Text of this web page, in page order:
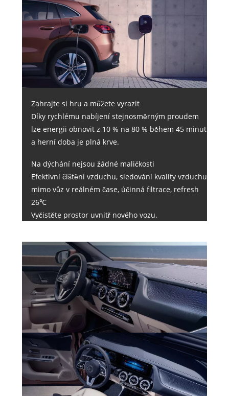
Zahrajte si hru a můžete vyrazit
Díky rychlému nabíjení stejnosměrným proudem
lze energii obnovit z 10 % na 80 % během 45 minut
a herní doba je plná krve.
Na dýchání nejsou žádné maličkosti
Efektivní čištění vzduchu, sledování kvality vzduchu
mimo vůz v reálném čase, účinná filtrace, refresh
26℃
Vyčistěte prostor uvnitř nového vozu.